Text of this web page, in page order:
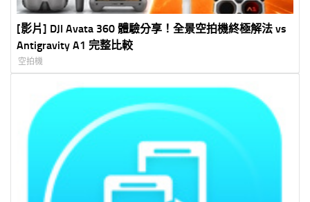
[影片] DJI Avata 360 體驗分享！全景空拍機終極解法 vs
Antigravity A1 完整比較
空拍機